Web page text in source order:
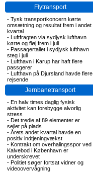
Flytransport
- Tysk transportkoncern kørte
omsætning og resultat frem i andet
kvartal
- Luftfragten via sydjysk lufthavn
kørte og fløj frem i juli
- Passagertallet i sydjysk lufthavn
steg i juli
- Lufthavn i Karup har haft flere
passgerer
- Lufthavn på Djursland havde flere
rejsende
Jernbanetransport
- En halv times daglig fysisk
aktivitet kan forebygge alvorlig
stress
- Det tredie af 89 elementer er
sejlet på plads
- Årets andet kvartal havde en
positiv indtjeningvækst
- Kontrakt om overhalingsspor ved
Kalvebod i København er
underskrevet
- Politiet søger fortsat vidner og
videoovervågning